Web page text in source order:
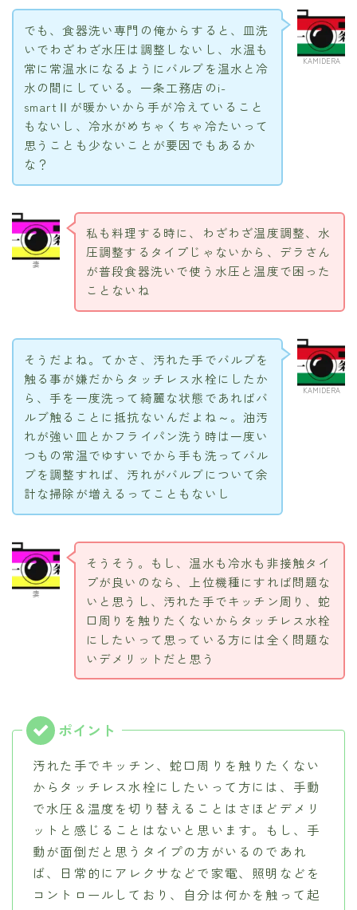
KAMIDERA
でも、食器洗い専門の俺からすると、皿洗
いでわざわざ水圧は調整しないし、水温も
常に常温水になるようにバルブを温水と冷
水の間にしている。一条工務店のi-
smartⅡが暖かいから手が冷えていること
もないし、冷水がめちゃくちゃ冷たいって
思うことも少ないことが要因でもあるか
な？
妻
私も料理する時に、わざわざ温度調整、水
圧調整するタイプじゃないから、デラさん
が普段食器洗いで使う水圧と温度で困った
ことないね
KAMIDERA
そうだよね。てかさ、汚れた手でバルブを
触る事が嫌だからタッチレス水栓にしたか
ら、手を一度洗って綺麗な状態であればバ
ルブ触ることに抵抗ないんだよね～。油汚
れが強い皿とかフライパン洗う時は一度い
つもの常温でゆすいでから手も洗ってバル
ブを調整すれば、汚れがバルブについて余
計な掃除が増えるってこともないし
妻
そうそう。もし、温水も冷水も非接触タイ
プが良いのなら、上位機種にすれば問題な
いと思うし、汚れた手でキッチン周り、蛇
口周りを触りたくないからタッチレス水栓
にしたいって思っている方には全く問題な
いデメリットだと思う
汚れた手でキッチン、蛇口周りを触りたくない
からタッチレス水栓にしたいって方には、手動
で水圧＆温度を切り替えることはさほどデメリ
ットと感じることはないと思います。もし、手
動が面倒だと思うタイプの方がいるのであれ
ば、日常的にアレクサなどで家電、照明などを
コントロールしており、自分は何かを触って起